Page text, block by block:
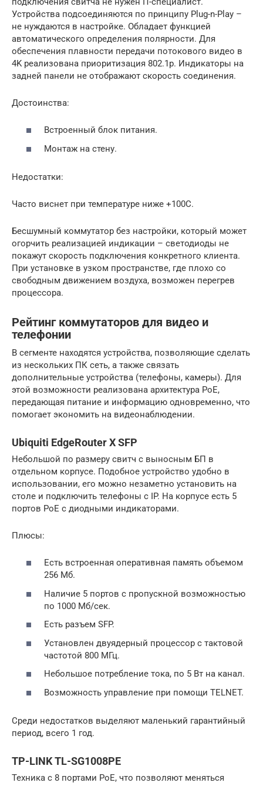
Устройства подсоединяются по принципу Plug-n-Play –
не нуждаются в настройке. Обладает функцией
автоматического определения полярности. Для
обеспечения плавности передачи потокового видео в
4K реализована приоритизация 802.1p. Индикаторы на
задней панели не отображают скорость соединения.
Достоинства:
Встроенный блок питания.
Монтаж на стену.
Недостатки:
Часто виснет при температуре ниже +100C.
Бесшумный коммутатор без настройки, который может
огорчить реализацией индикации – светодиоды не
покажут скорость подключения конкретного клиента.
При установке в узком пространстве, где плохо со
свободным движением воздуха, возможен перегрев
процессора.
Рейтинг коммутаторов для видео и
телефонии
В сегменте находятся устройства, позволяющие сделать
из нескольких ПК сеть, а также связать
дополнительные устройства (телефоны, камеры). Для
этой возможности реализована архитектура РоЕ,
передающая питание и информацию одновременно, что
помогает экономить на видеонаблюдении.
Ubiquiti EdgeRouter X SFP
Небольшой по размеру свитч с выносным БП в
отдельном корпусе. Подобное устройство удобно в
использовании, его можно незаметно установить на
столе и подключить телефоны с IP. На корпусе есть 5
портов РоЕ с диодными индикаторами.
Плюсы:
Есть встроенная оперативная память объемом
256 Мб.
Наличие 5 портов с пропускной возможностью
по 1000 Мб/сек.
Есть разъем SFP.
Установлен двуядерный процессор с тактовой
частотой 800 МГц.
Небольшое потребление тока, по 5 Вт на канал.
Возможность управление при помощи TELNET.
Среди недостатков выделяют маленький гарантийный
период, всего 1 год.
TP-LINK TL-SG1008PE
Техника с 8 портами РоЕ, что позволяют меняться